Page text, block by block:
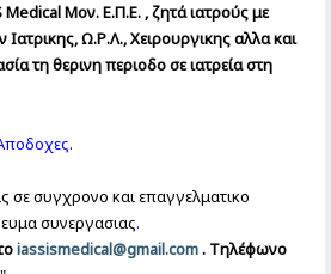
Medical Μον. Ε.Π.Ε. , ζητά ιατρούς με
Ιατρικης, Ω.Ρ.Λ., Χειρουργικης αλλα και
τη θερινη περιοδο σε ιατρεία στη
.
σε συγχρονο και επαγγελματικο
συνεργασιας.
iassismedical@gmail.com. Τηλέφωνο